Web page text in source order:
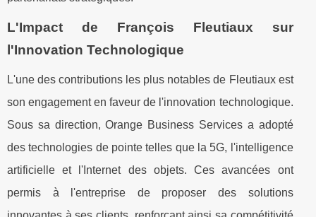
L'Impact de François Fleutiaux sur
l'Innovation Technologique
L'une des contributions les plus notables de Fleutiaux est
son engagement en faveur de l'innovation technologique.
Sous sa direction, Orange Business Services a adopté
des technologies de pointe telles que la 5G, l'intelligence
artificielle et l'Internet des objets. Ces avancées ont
permis à l'entreprise de proposer des solutions